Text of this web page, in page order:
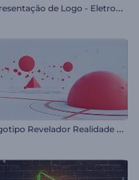
A
presentação de Logo - Eletromagnético
L
ogotipo Revelador Realidade Geométrica